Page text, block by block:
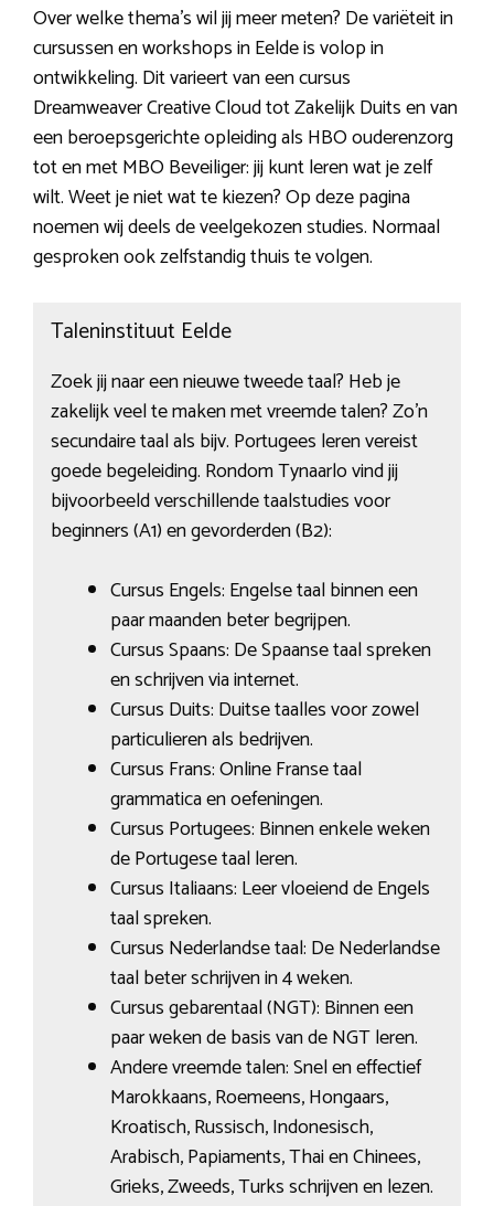
Over welke thema’s wil jij meer meten? De variëteit in
cursussen en workshops in Eelde is volop in
ontwikkeling. Dit varieert van een cursus
Dreamweaver Creative Cloud tot Zakelijk Duits en van
een beroepsgerichte opleiding als HBO ouderenzorg
tot en met MBO Beveiliger: jij kunt leren wat je zelf
wilt. Weet je niet wat te kiezen? Op deze pagina
noemen wij deels de veelgekozen studies. Normaal
gesproken ook zelfstandig thuis te volgen.
Taleninstituut Eelde
Zoek jij naar een nieuwe tweede taal? Heb je
zakelijk veel te maken met vreemde talen? Zo’n
secundaire taal als bijv. Portugees leren vereist
goede begeleiding. Rondom Tynaarlo vind jij
bijvoorbeeld verschillende taalstudies voor
beginners (A1) en gevorderden (B2):
Cursus Engels: Engelse taal binnen een
paar maanden beter begrijpen.
Cursus Spaans: De Spaanse taal spreken
en schrijven via internet.
Cursus Duits: Duitse taalles voor zowel
particulieren als bedrijven.
Cursus Frans: Online Franse taal
grammatica en oefeningen.
Cursus Portugees: Binnen enkele weken
de Portugese taal leren.
Cursus Italiaans: Leer vloeiend de Engels
taal spreken.
Cursus Nederlandse taal: De Nederlandse
taal beter schrijven in 4 weken.
Cursus gebarentaal (NGT): Binnen een
paar weken de basis van de NGT leren.
Andere vreemde talen: Snel en effectief
Marokkaans, Roemeens, Hongaars,
Kroatisch, Russisch, Indonesisch,
Arabisch, Papiaments, Thai en Chinees,
Grieks, Zweeds, Turks schrijven en lezen.